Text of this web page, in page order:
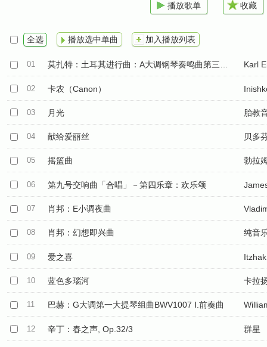
播放歌单 收藏
全选 播放选中单曲 加入播放列表
01 莫扎特：土耳其进行曲：A大调钢琴奏鸣曲第三乐章 Karl
02 卡农（Canon）
03 月光 胎教
04 献给爱丽丝 贝多
05 摇篮曲 勃拉
06 第九号交响曲「合唱」－第四乐章：欢乐颂
07 肖邦：E小调夜曲
08 肖邦：幻想即兴曲 纯音
09 爱之喜
10 蓝色多瑙河 卡拉
11 巴赫：G大调第一大提琴组曲BWV1007 Ⅰ.前奏曲
12 辛丁：春之声, Op.32/3 群星